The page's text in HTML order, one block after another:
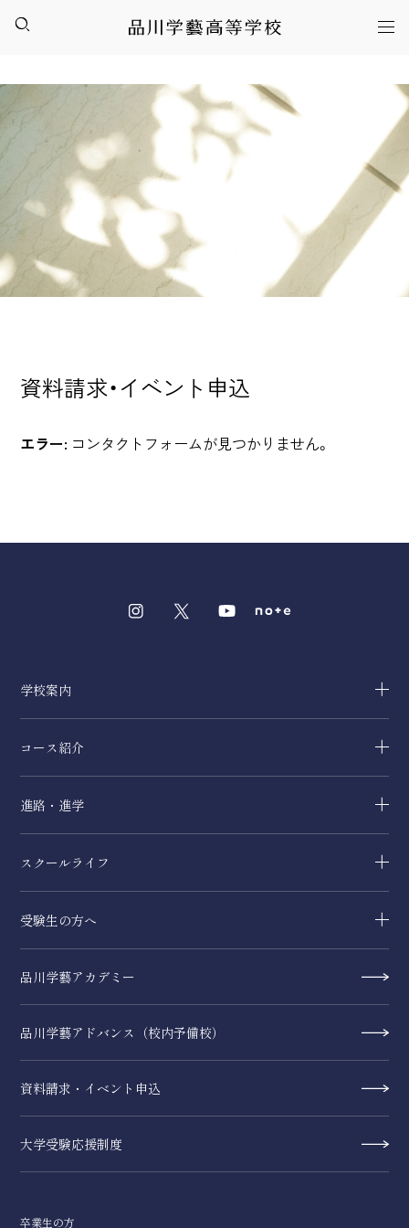
資料請求・イベント申込
エラー: コンタクトフォームが見つかりません。
学校案内
コース紹介
進路・進学
スクールライフ
受験生の方へ
品川学藝アカデミー
品川学藝アドバンス（校内予備校）
資料請求・イベント申込
大学受験応援制度
卒業生の方